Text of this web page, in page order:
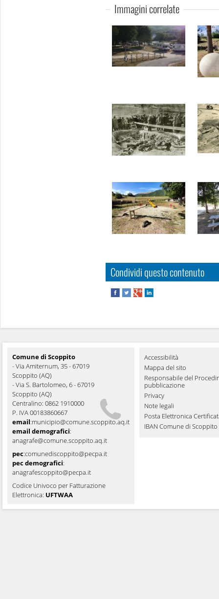
Immagini correlate
Condividi questo contenuto
Comune di Scoppito
- Via Amiternum, 35 - 67019
Scoppito (AQ)
- Via S. Bartolomeo, 6 - 67019
Scoppito (AQ)
Centralino: 0862 1910000
P. IVA 00183860667
email:municipio@comune.scoppito.aq.it
email demografici:
anagrafe@comune.scoppito.aq.it
pec:comunediscoppito@pecpa.it
pec demografici:
anagrafescoppito@pecpa.it
Codice Univoco per Fatturazione
Elettronica: UFTWAA
Accessibilità
Mappa del sito
Responsabile del
pubblicazione
Privacy
Note legali
Posta Elettronica
IBAN Comune di Scoppito